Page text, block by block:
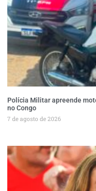
Polícia Militar apreende
no Congo
7 de agosto de 2026